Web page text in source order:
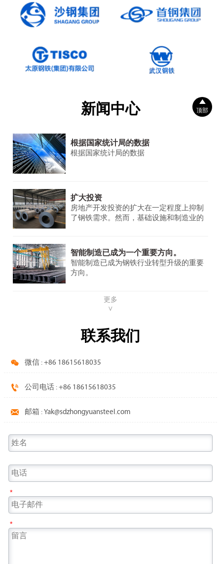
新闻中心
根据国家统计局的数据
根据国家统计局的数据
扩大投资
房地产开发投资的扩大在一定程度上抑制
了钢铁需求。然而，基础设施和制造业的
智能制造已成为一个重要方向。
智能制造已成为钢铁行业转型升级的重要
方向。
更多
∨
联系我们
 微信 : +86 18615618035
 公司电话 : +86 18615618035
 邮箱 : Yak@sdzhongyuansteel.com
*
*

顶部